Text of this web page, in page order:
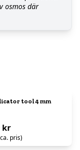
osmos där
tool 4 mm
kr
pris)